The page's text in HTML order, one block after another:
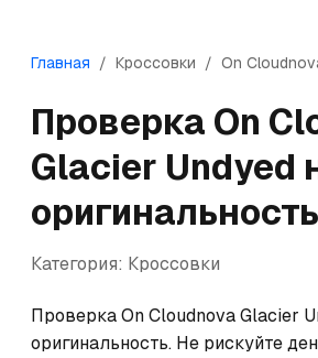
Главная / Кроссовки / On
Проверка On
Glacier Undyed
оригинальность
Категория: Кроссовки
Проверка On Cloudnova Glacier
оригинальность. Не рискуйте